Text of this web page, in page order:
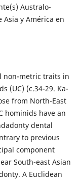
Australo-
y América en
non-metric traits in
(UC) (c.34-29. Ka-
from North-East
hominids have an
dental
to previous
component
South-east Asian
A Euclidean